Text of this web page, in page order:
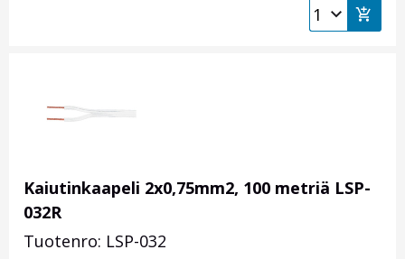
Kaiutinkaapeli 2x0,75mm2, 100 metriä LSP-
032R
Tuotenro: LSP-032